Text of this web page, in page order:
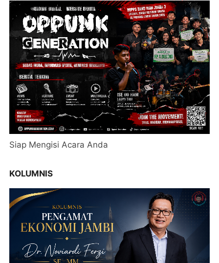
Siap Mengisi Acara Anda
KOLUMNIS